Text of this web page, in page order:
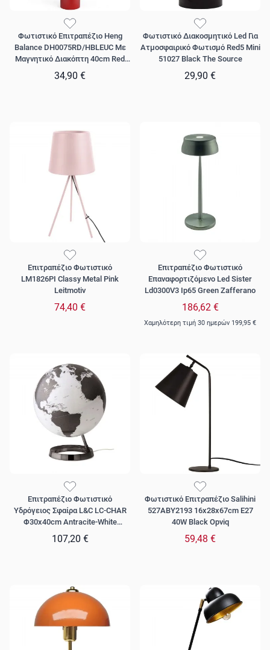
άριστη κατάσταση για πάντα!
Φωτιστικό Επιτραπέζιο Heng
Balance DH0075RD/HBLEUC Με
Μαγνητικό Διακόπτη 40cm Red
Allocacoc
34,90 €
Φωτιστικό Διακοσμητικό Led Για
Ατμοσφαιρικό Φωτισμό Red5 Mini
51027 Black The Source
29,90 €
Επιτραπέζιο Φωτιστικό
LM1826PI Classy Metal Pink
Leitmotiv
74,40 €
Επιτραπέζιο Φωτιστικό
Επαναφορτιζόμενο Led Sister
Ld0300V3 Ip65 Green Zafferano
186,62 €
Χαμηλότερη τιμή 30 ημερών 199,95 €
Επιτραπέζιο Φωτιστικό
Υδρόγειος Σφαίρα L&C LC-CHAR
Φ30x40cm Antracite-White
Atmosphere
107,20 €
Φωτιστικό Επιτραπέζιο Salihini
527ABY2193 16x28x67cm E27
40W Black Opviq
59,48 €